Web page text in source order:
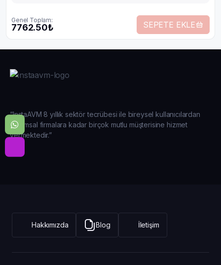
Genel Toplam:
7762.50₺ SEPETE EKLE
“InstaAVM 8 yıllık sektör tecrübesi ile bireysel kullanıcılardan
kurumsal firmalara kadar birçok mutlu müşterisine hizmet
vermektedir.”
Hakkımızda Blog İletişim